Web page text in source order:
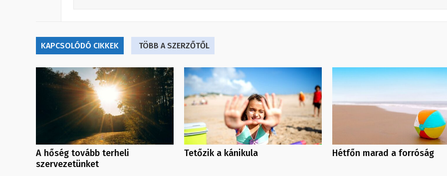
KAPCSOLÓDÓ CIKKEK TÖBB A SZERZŐTŐL
A hőség tovább terheli
szervezetünket
Tetőzik a kánikula Hétfőn marad a forróság